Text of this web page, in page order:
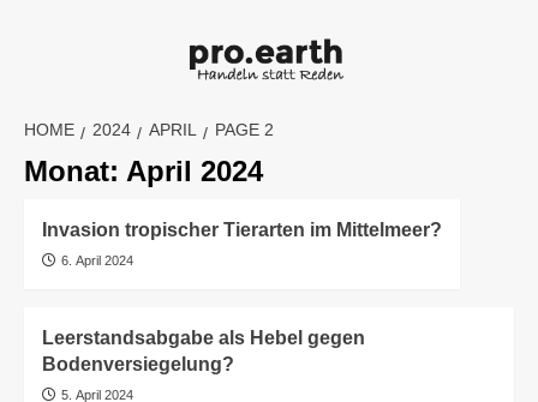
HOME 2024 APRIL PAGE 2
Monat: April 2024
Invasion tropischer Tierarten im Mittelmeer?
6. April 2024
Leerstandsabgabe als Hebel gegen
Bodenversiegelung?
5. April 2024